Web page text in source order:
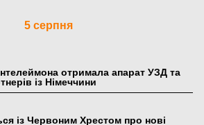
5 серпня
отримала апарат УЗД та
із Німеччини
із Червоним Хрестом про нові